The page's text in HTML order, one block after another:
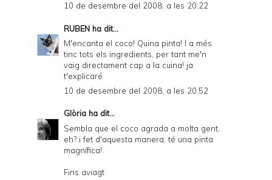
10 de desembre del 2008, a les 20:22
RUBEN ha dit...
M'encanta el coco! Quina pinta! I a més
tinc tots els ingredients, per tant me'n
vaig directament cap a la cuina! ja
t'explicaré
10 de desembre del 2008, a les 20:52
Glòria ha dit...
Sembla que el coco agrada a molta gent,
eh? i fet d'aquesta manera, té una pinta
magnífica!.
Fins aviagt